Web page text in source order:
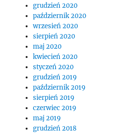
grudzień 2020
październik 2020
wrzesień 2020
sierpień 2020
maj 2020
kwiecień 2020
styczeń 2020
grudzień 2019
październik 2019
sierpień 2019
czerwiec 2019
maj 2019
grudzień 2018